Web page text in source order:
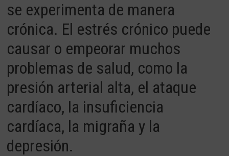
se experimenta de manera
crónica. El estrés crónico puede
causar o empeorar muchos
problemas de salud, como la
presión arterial alta, el ataque
cardíaco, la insuficiencia
cardíaca, la migraña yla
depresión.